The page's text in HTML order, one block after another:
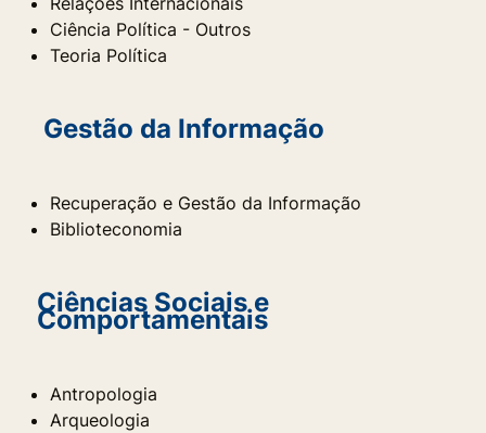
Ciência Política - Outros
Teoria Política
Gestão da Informação
Recuperação e Gestão da Informação
Biblioteconomia
Ciências Sociais e
Comportamentais
Antropologia
Arqueologia